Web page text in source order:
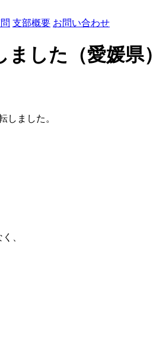
支部概要 お問い合わせ
した（愛媛県）
しました。
、